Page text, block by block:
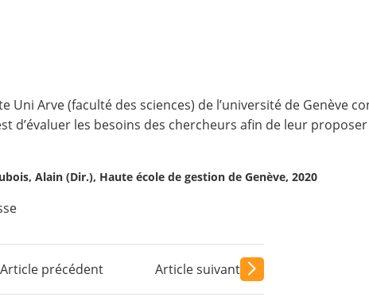
Arve (faculté des sciences) de l’université de Genève
d’évaluer les besoins des chercheurs afin de leur
Alain (Dir.), Haute école de gestion de Genève, 2020
Article précédent Article suivant